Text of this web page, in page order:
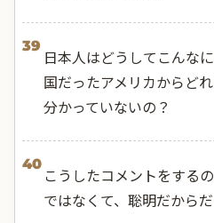
39
日本人はどうしてこんな
国だったアメリカからど
分かっていないの？
40
こうしたコメントをする
ではなくて、聡明だからだ